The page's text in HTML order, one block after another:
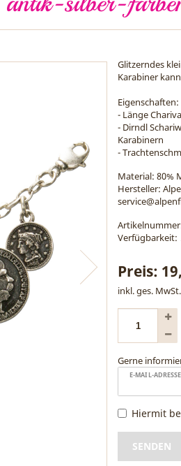
Glitzerndes
Karabiner
Eigenschaften:
- Länge
- Dirndl
Karabinern
-
Material: 80%
Hersteller:
Verfügbarkeit:
Preis:
inkl. ges.
Gerne
E-MAIL-ADRESSE
Hiermit
SENDEN